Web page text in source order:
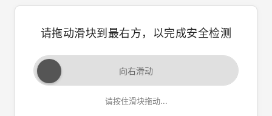
请拖动滑块到最右方，以完成安全检测
向右滑动
请按住滑块拖动...